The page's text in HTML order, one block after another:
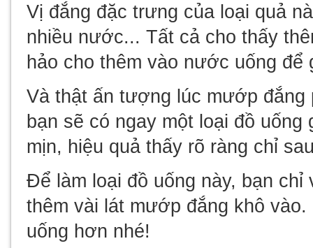
Vị đắng đặc trưng của loại quả
nhiều nước... Tất cả cho thấy
hảo cho thêm vào nước uống để
Và thật ấn tượng lúc mướp
bạn sẽ có ngay một loại đồ
mịn, hiệu quả thấy rõ ràng chỉ
Để làm loại đồ uống này, bạn
thêm vài lát mướp đắng khô
uống hơn nhé!